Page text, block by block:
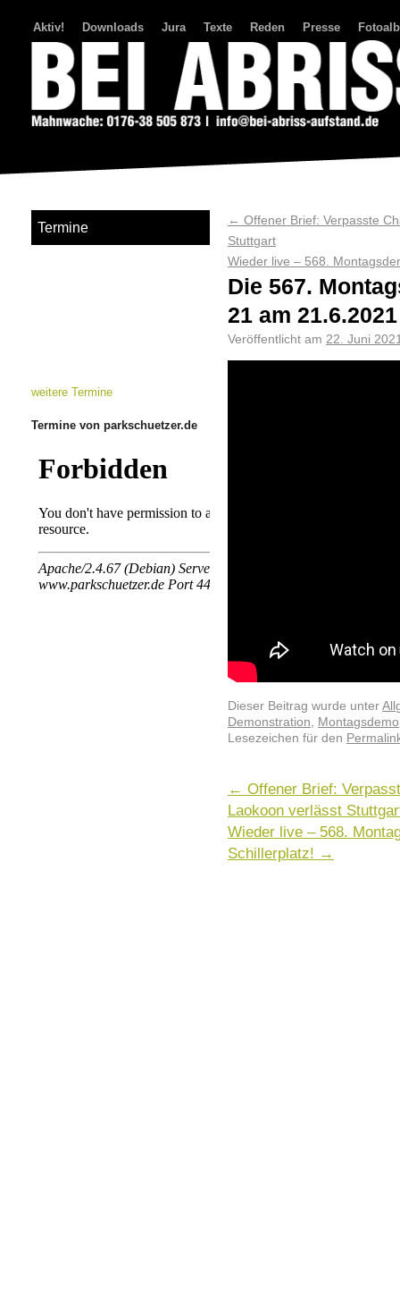
Aktiv! Downloads Jura Texte Reden Presse
← Offener Brief: Verpasste
Stuttgart
Wieder live – 568.
Die 567.
21 am 21.6.2021
Veröffentlicht am 22. Juni
Dieser Beitrag wurde unter
Demonstration
Montagsdemo
Lesezeichen für den
← Offener Brief:
Laokoon verlässt
Wieder live – 568.
Schillerplatz! →
Termine
weitere Termine
Termine von parkschuetzer.de